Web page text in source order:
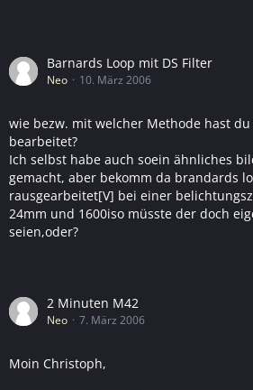
Barnards Loop mit DS Filter
Neo 10. März 2006
wie bezw. mit welcher Methode hast
bearbeitet?
Ich selbst habe auch soein ähnliches
gemacht, aber bekomm da brandards
rausgearbeitet[V] bei einer
24mm und 1600iso müsste der doch
seien,oder?
2 Minuten M42
Neo 7. März 2006
Moin Christoph,